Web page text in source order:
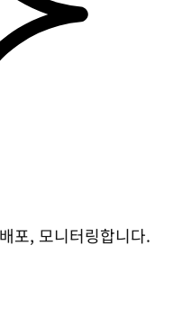
포, 모니터링합니다.